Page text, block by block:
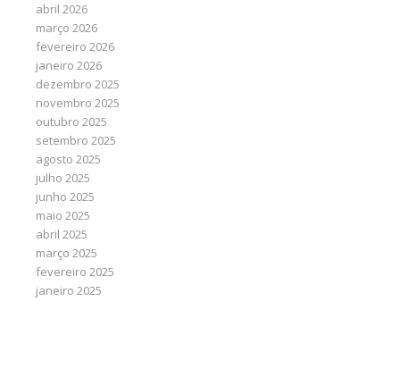
abril 2026
março 2026
fevereiro 2026
janeiro 2026
dezembro 2025
novembro 2025
outubro 2025
setembro 2025
agosto 2025
julho 2025
junho 2025
maio 2025
abril 2025
março 2025
fevereiro 2025
janeiro 2025